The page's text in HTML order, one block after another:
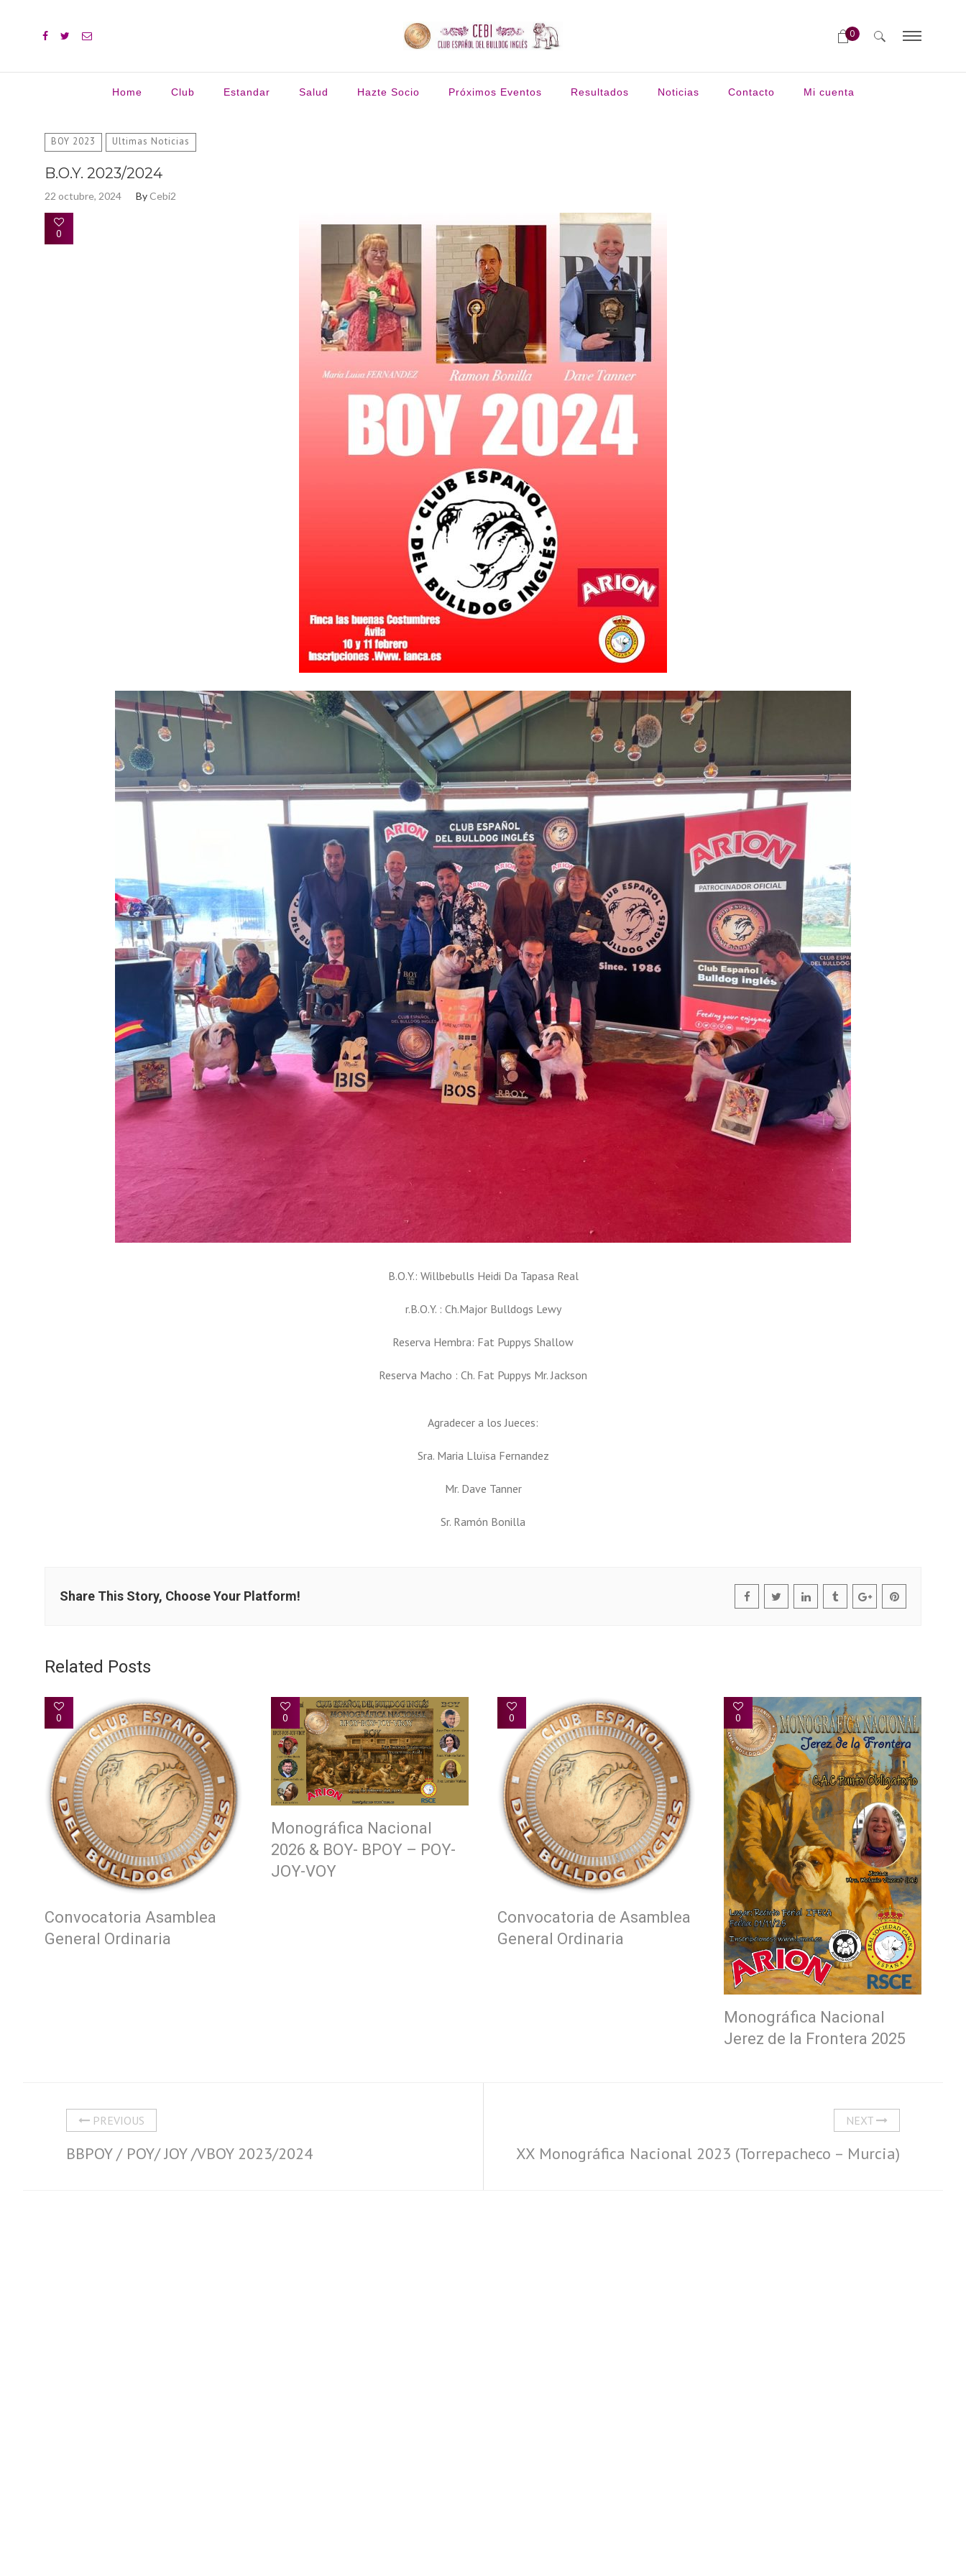
0
Home Club Estandar Salud Hazte Socio Próximos Eventos Resultados Noticias Contacto Mi cuenta
BOY 2023 Ultimas Noticias
B.O.Y. 2023/2024
22 octubre, 2024 ByCebi2
0
B.O.Y.: Willbebulls Heidi Da Tapasa Real
r.B.O.Y. : Ch.Major Bulldogs Lewy
Reserva Hembra: Fat Puppys Shallow
Reserva Macho : Ch. Fat Puppys Mr. Jackson
Agradecer a los Jueces:
Sra. Maria Lluïsa Fernandez
Mr. Dave Tanner
Sr. Ramón Bonilla
Share This Story, Choose Your Platform!
Related Posts
0
Convocatoria Asamblea
General Ordinaria
0
Monográfica Nacional
2026 & BOY- BPOY – POY-
JOY-VOY
0
Convocatoria de Asamblea
General Ordinaria
0
Monográfica Nacional
Jerez de la Frontera 2025
PREVIOUS
BBPOY / POY/ JOY /VBOY 2023/2024
NEXT
XX Monográfica Nacional 2023 (Torrepacheco – Murcia)